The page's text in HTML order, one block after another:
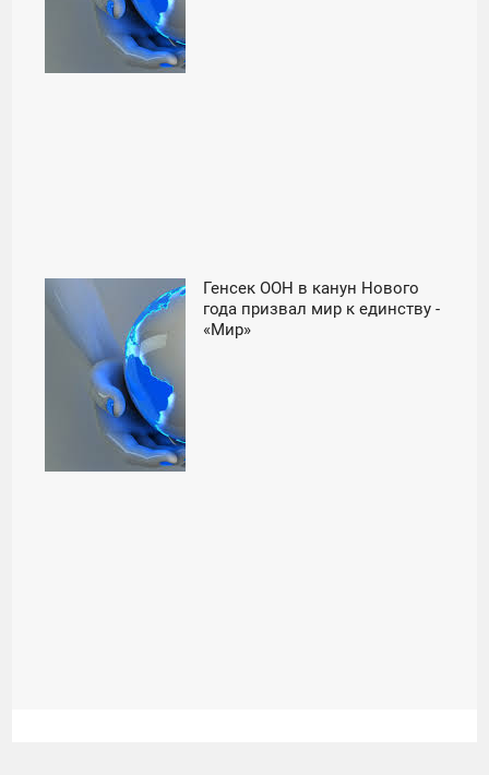
Генсек ООН в канун Нового
года призвал мир к единству -
«Мир»